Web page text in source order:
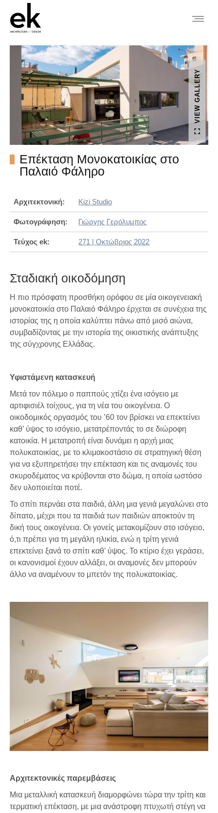
VIEW GALLERY
Επέκταση Μονοκατοικίας στο
Παλαιό Φάληρο
Αρχιτεκτονική: Kizi Studio
Φωτογράφηση: Γιώργης Γερόλυμπος
Τεύχος ek: 271 | Οκτώβριος 2022
Σταδιακή οικοδόμηση
Η πιο πρόσφατη προσθήκη ορόφου σε μία οικογενειακή
μονοκατοικία στο Παλαιό Φάληρο έρχεται σε συνέχεια της
ιστορίας της η οποία καλύπτει πάνω από μισό αιώνα,
συμβαδίζοντας με την ιστορία της οικιστικής ανάπτυξης
της σύγχρονης Ελλάδας.
Υφιστάμενη κατασκευή
Μετά τον πόλεμο o παππούς χτίζει ένα ισόγειο με
αρτιφισιέλ τοίχους, για τη νέα του οικογένεια. Ο
οικοδομικός οργασμός του ’60 τον βρίσκει να επεκτείνει
καθ’ ύψος το ισόγειο, μετατρέποντάς το σε διώροφη
κατοικία. Η μετατροπή είναι δυνάμει η αρχή μιας
πολυκατοικίας, με το κλιμακοστάσιο σε στρατηγική θέση
για να εξυπηρετήσει την επέκταση και τις αναμονές του
σκυροδέματος να κρύβονται στο δώμα, η οποία ωστόσο
δεν υλοποιείται ποτέ.
Το σπίτι περνάει στα παιδιά, άλλη μια γενιά μεγαλώνει στο
δίπατο, μέχρι που τα παιδιά των παιδιών αποκτούν τη
δική τους οικογένεια. Οι γονείς μετακομίζουν στο ισόγειο,
ό,τι πρέπει για τη μεγάλη ηλικία, ενώ η τρίτη γενιά
επεκτείνει ξανά το σπίτι καθ’ ύψος. Το κτίριο έχει γεράσει,
οι κανονισμοί έχουν αλλάξει, οι αναμονές δεν μπορούν
άλλο να αναμένουν το μπετόν της πολυκατοικίας.
Αρχιτεκτονικές παρεμβάσεις
Μια μεταλλική κατασκευή διαμορφώνει τώρα την τρίτη και
τερματική επέκταση, με μια ανάστροφη πτυχωτή στέγη να